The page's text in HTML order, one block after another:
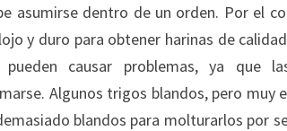
asumirse dentro de un orden. Por el
y duro para obtener harinas de
pueden causar problemas, ya que
Algunos trigos blandos, pero muy
blandos para molturarlos por